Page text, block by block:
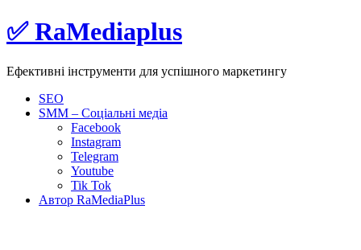
Skip
to
✅ RaMediaplus
Ефективні інструменти для успішного маркетингу
SEO
SMM – Соціальні медіа
Facebook
Instagram
Telegram
Youtube
Tik Tok
Автор RaMediaPlus